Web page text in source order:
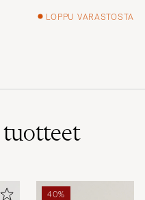
LOPPU VARASTOSTA
tuotteet
40%